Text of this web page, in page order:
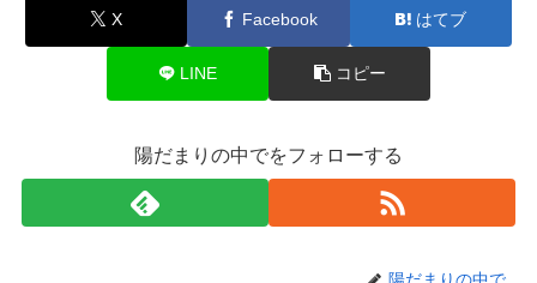
X Facebook はてブ
LINE コピー
陽だまりの中でをフォローする
陽だまりの中で